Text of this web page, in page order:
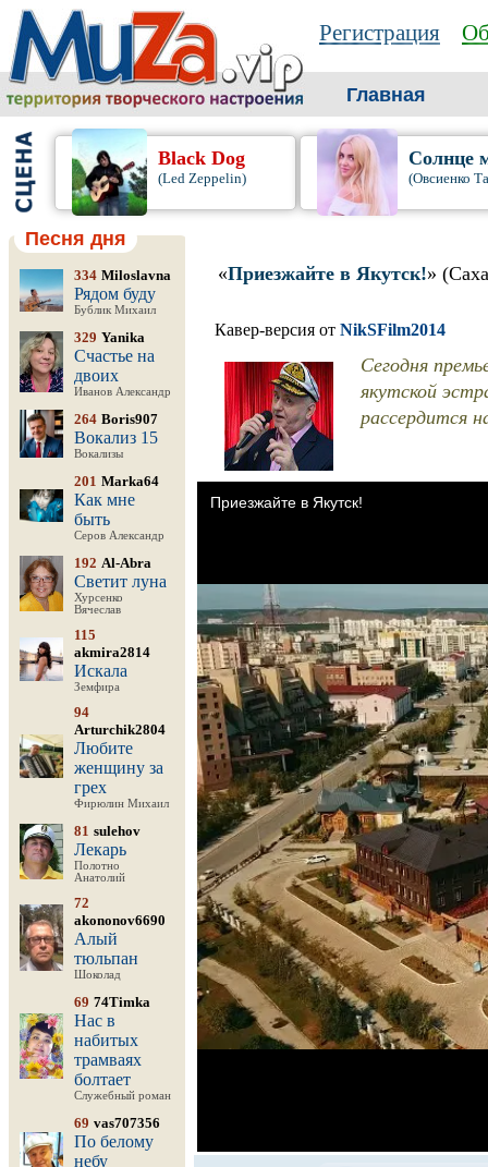
Регистрация
Главная
Black Dog
(Led Zeppelin)
Солнце
(Овсиенко
Песня дня
334 Miloslavna
Рядом буду
Бублик Михаил
329 Yanika
Счастье на
двоих
Иванов Александр
264 Boris907
Вокализ 15
Вокализы
201 Marka64
Как мне
быть
Серов Александр
192 Al-Abra
Светит луна
Хурсенко
Вячеслав
115
akmira2814
Искала
Земфира
94
Arturchik2804
Любите
женщину за
грех
Фирюлин Михаил
81 sulehov
Лекарь
Полотно
Анатолий
72
akononov6690
Алый
тюльпан
Шоколад
69 74Timka
Нас в
набитых
трамваях
болтает
Служебный роман
69 vas707356
По белому
небу
«Приезжайте в Якутск!»
Кавер-версия от NikSFilm2014
Сегодня
якутской
рассердится